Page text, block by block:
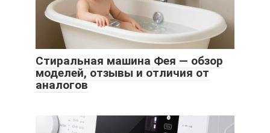
Стиральная машина Фея — обзор
моделей, отзывы и отличия от
аналогов